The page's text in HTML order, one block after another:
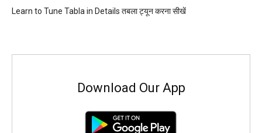
Learn to Tune Tabla in Details तबला ट्यून करना सीखें
Download Our App